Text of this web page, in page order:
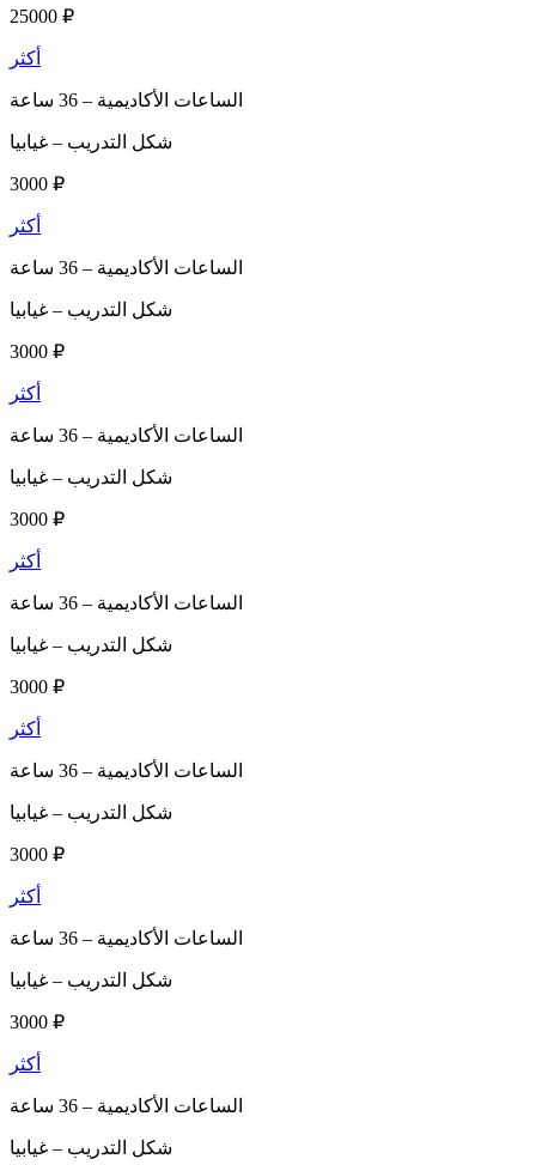
25000 ₽
أكثر
الساعات الأكاديمية –
شكل التدريب – غيابيا
3000 ₽
أكثر
الساعات الأكاديمية –
شكل التدريب – غيابيا
3000 ₽
أكثر
الساعات الأكاديمية –
شكل التدريب – غيابيا
3000 ₽
أكثر
الساعات الأكاديمية –
شكل التدريب – غيابيا
3000 ₽
أكثر
الساعات الأكاديمية –
شكل التدريب – غيابيا
3000 ₽
أكثر
الساعات الأكاديمية –
شكل التدريب – غيابيا
3000 ₽
أكثر
الساعات الأكاديمية –
شكل التدريب – غيابيا